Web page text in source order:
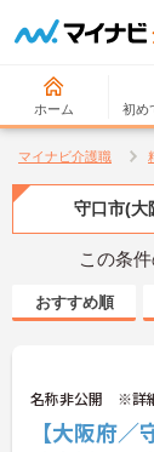
ホーム 初め
マイナビ介護職
守口市(大
この条
おすすめ順
名称非公開 ※詳
【大阪府